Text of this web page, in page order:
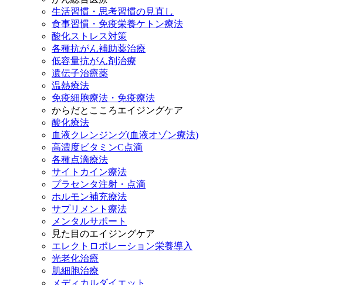
生活習慣・思考習慣の見直し
食事習慣・免疫栄養ケトン療法
酸化ストレス対策
各種抗がん補助薬治療
低容量抗がん剤治療
遺伝子治療薬
温熱療法
免疫細胞療法・免疫療法
からだとこころエイジングケア
酸化療法
血液クレンジング(血液オゾン療法)
高濃度ビタミンC点滴
各種点滴療法
サイトカイン療法
プラセンタ注射・点滴
ホルモン補充療法
サプリメント療法
メンタルサポート
見た目のエイジングケア
エレクトロポレーション栄養導入
光老化治療
肌細胞治療
メディカルダイエット